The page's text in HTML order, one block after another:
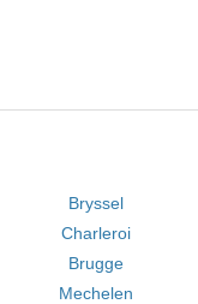
Bryssel
Charleroi
Brugge
Mechelen